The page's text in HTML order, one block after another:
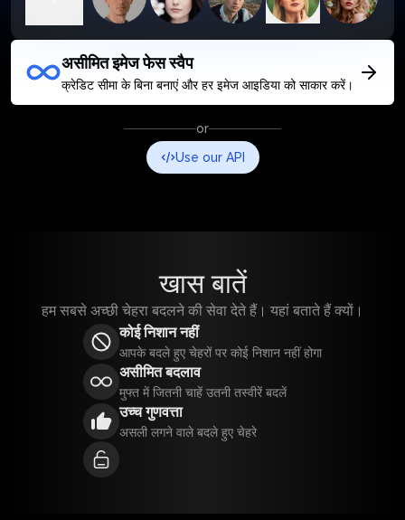
असीमित इमेज फेस स्वैप
क्रेडिट सीमा के बिना बनाएं और हर इमेज आइडिया को साकार करें।
or
Use our API
खास बातें
हम सबसे अच्छी चेहरा बदलने की सेवा देते हैं। यहां बताते हैं क्यों।
कोई निशान नहीं
आपके बदले हुए चेहरों पर कोई निशान नहीं होगा
असीमित बदलाव
मुफ्त में जितनी चाहें उतनी तस्वीरें बदलें
उच्च गुणवत्ता
असली लगने वाले बदले हुए चेहरे